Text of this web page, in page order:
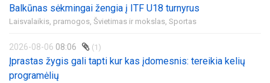
Balkūnas sėkmingai žengia į ITF U18 turnyrus
Laisvalaikis, pramogos, Švietimas ir mokslas, Sportas
2026-08-06 08:06 (1)
Įprastas žygis gali tapti kur kas įdomesnis: tereikia kelių
programėlių